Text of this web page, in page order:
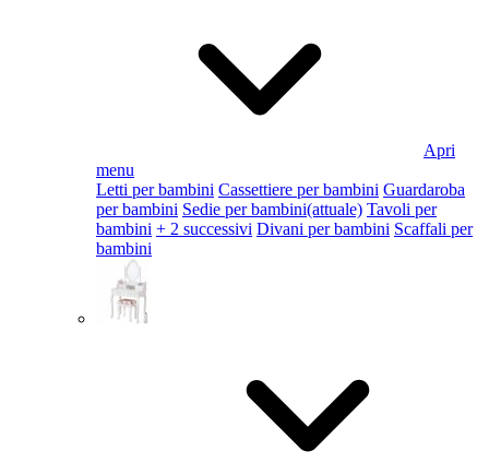
Apri
menu
Letti per bambini Cassettiere per bambini Guardaroba
per bambini Sedie per bambini(attuale) Tavoli per
bambini + 2 successivi Divani per bambini Scaffali per
bambini